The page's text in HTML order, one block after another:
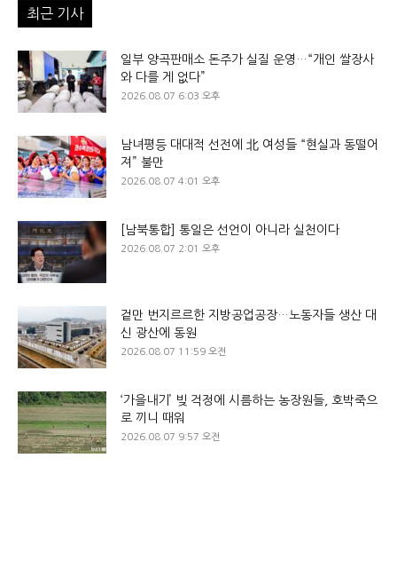
최근 기사
일부 양곡판매소 돈주가 실질 운영…“개인 쌀장사
와 다를 게 없다”
2026.08.07 6:03 오후
남녀평등 대대적 선전에 北 여성들 “현실과 동떨어
져” 불만
2026.08.07 4:01 오후
[남북통합] 통일은 선언이 아니라 실천이다
2026.08.07 2:01 오후
겉만 번지르르한 지방공업공장…노동자들 생산 대
신 광산에 동원
2026.08.07 11:59 오전
‘가을내기’ 빚 걱정에 시름하는 농장원들, 호박죽으
로 끼니 때워
2026.08.07 9:57 오전